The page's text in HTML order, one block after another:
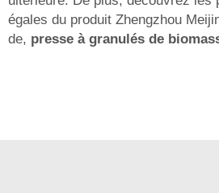
égales du produit Zhengzhou
de, presse à granulés de